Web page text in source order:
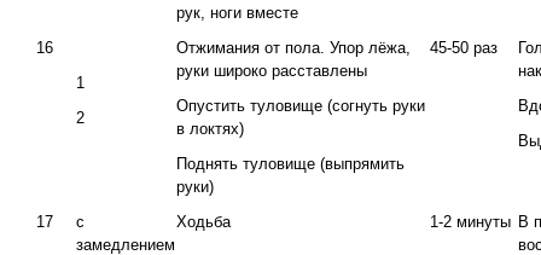
рук, ноги вместе
16
1
2
Отжимания от пола. Упор лёжа,
руки широко расставлены
Опустить туловище (согнуть руки
в локтях)
Поднять туловище (выпрямить
руки)
45-50 раз
17
с
замедлением
Ходьба 1-2 минуты В